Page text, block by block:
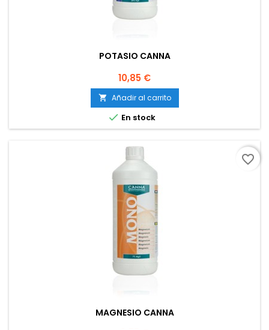
POTASIO CANNA
Precio
10,85 €
 Añadir al carrito
 En stock
MAGNESIO CANNA
favorite_border